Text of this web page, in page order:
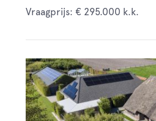
Vraagprijs: € 295.000 k.k.